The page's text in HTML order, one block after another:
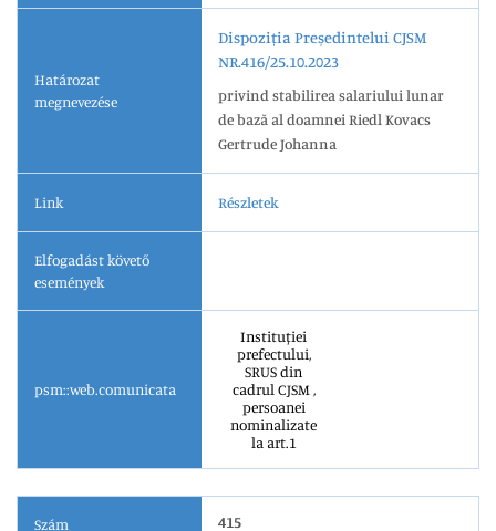
Határozat
megnevezése
Dispoziția Președintelui CJSM
NR.416/25.10.2023
privind stabilirea salariului lunar
de bază al doamnei Riedl Kovacs
Gertrude Johanna
Link Részletek
Elfogadást követő
események
psm::web.comunicata
Instituției
prefectului,
SRUS din
cadrul CJSM ,
persoanei
nominalizate
la art.1
Szám 415